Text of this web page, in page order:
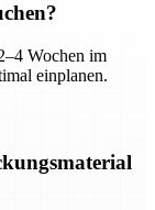
Wochen im
einplanen.